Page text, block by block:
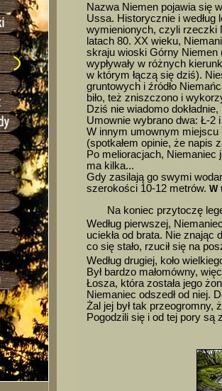
Nazwa Niemen pojawia się
Ussa. Historycznie i
wymienionych, czyli rzeczki
latach 80. XX wieku,
skraju wioski Górny Niemen
wypływały w różnych
w którym łączą się dziś).
gruntowych i źródło
biło, też zniszczono i
Dziś nie wiadomo
Umownie wybrano dwa: Ł-2
W innym umownym miejscu
(spotkałem opinie, że napis
Po melioracjach, Niemaniec
ma kilka...
Gdy zasilają go swymi
szerokości 10-12 metrów. W
Na koniec przytoczę
Według pierwszej,
uciekła od brata. Nie znając
co się stało, rzucił się na
Według drugiej, koło
Był bardzo małomówny,
Łosza, która została jego
Niemaniec odszedł od niej.
Żal jej był tak przeogromny,
Pogodzili się i od tej pory są